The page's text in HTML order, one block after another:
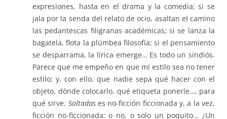
expresiones, hasta en el drama y la comedia; si se
jala por la senda del relato de ocio, asaltan el camino
las pedantescas filigranas académicas; si se lanza la
bagatela, flota la plúmbea filosofía; si el pensamiento
se desparrama, la lírica emerge… Es todo un sindiós.
Parece que me empeño en que mi estilo sea no tener
estilo; y, con ello, que nadie sepa qué hacer con el
objeto, dónde colocarlo, qué etiqueta ponerle…, para
qué sirve. Soltadases no-ficción ficcionada y, a la vez,
ficción no-ficcionada; o no, o solo un poquito… ¿Un